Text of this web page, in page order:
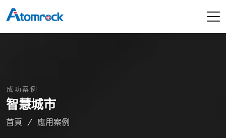
成功案例
智慧城市
首頁 應用案例